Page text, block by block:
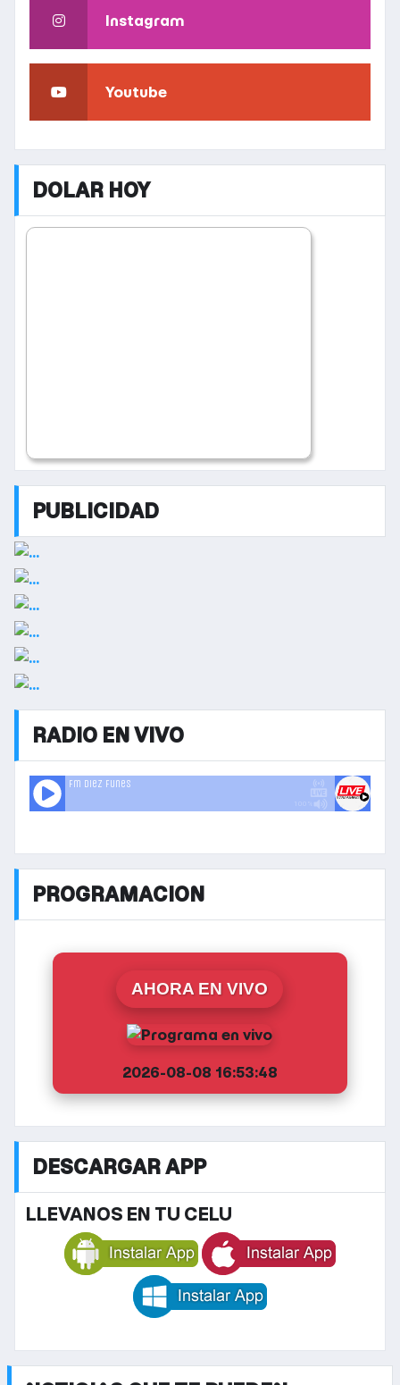
Instagram
Youtube
DOLAR HOY
PUBLICIDAD
RADIO EN VIVO
PROGRAMACION
AHORA EN VIVO
2026-08-08 16:53:48
DESCARGAR APP
LLEVANOS EN TU CELU